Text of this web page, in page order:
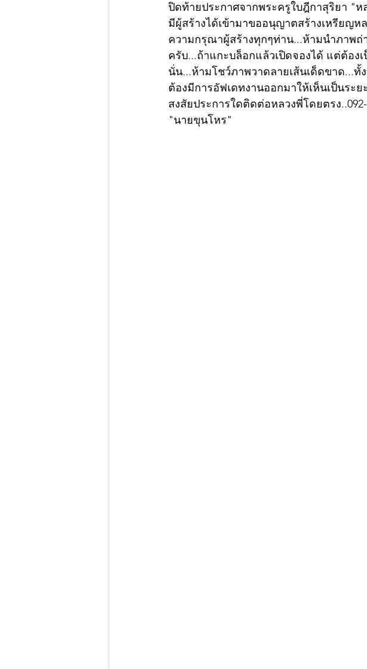
ปิดท้ายประกาศจากพระครูใบฎีกาสุริยา "
มีผู้สร้างได้เข้ามาขออนุญาตสร้างเหรียญห
ความกรุณาผู้สร้างทุกๆท่าน...ห้ามนำภาพ
ครับ...ถ้าแกะบล็อกแล้วเปิดจองได้ แต่ต้อง
นั่น...ห้ามโชว์ภาพวาดลายเส้นเด็ดขาด...ทั้
ต้องมีการอัฟเดทงานออกมาให้เห็นเป็นระ
สงสัยประการใดติดต่อหลวงพี่โดยตรง..092-
"นายขุนโหร"